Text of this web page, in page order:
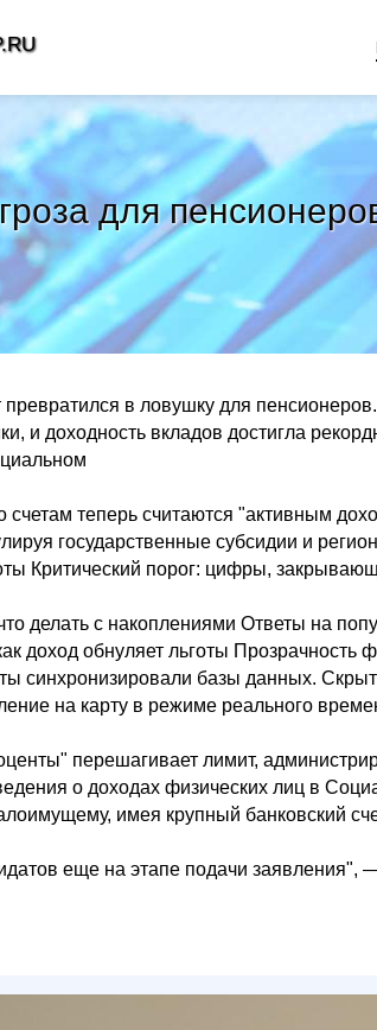
для
превратился в ловушку для
и доходность вкладов достигла
теперь считаются "активным
государственные субсидии и
Критический порог: цифры,
делать с накоплениями Ответы на
доход обнуляет льготы Прозрачность
синхронизировали базы данных.
на карту в режиме реального
перешагивает лимит,
о доходах физических лиц в
имея крупный банковский
еще на этапе подачи